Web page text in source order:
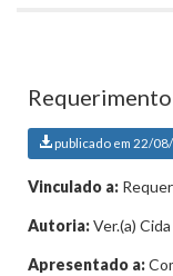
publicado em 22/
Vinculado a:
Autoria:Ver.(a)
Apresentado a: